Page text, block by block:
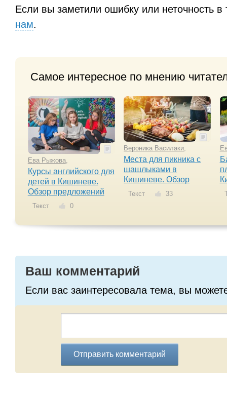
Если вы заметили ошибку или неточность в
нам.
Самое интересное по мнению
Ева Рыжова,
Курсы английского для
детей в Кишиневе.
Обзор предложений
Текст 0
Вероника Василаки,
Места для пикника с
шашлыками в
Кишиневе. Обзор
Текст 33
Ваш комментарий
Если вас заинтересовала тема, вы
Отправить комментарий